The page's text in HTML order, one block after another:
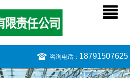
咨询电话： 18791507625